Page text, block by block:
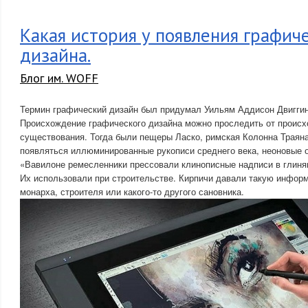
Какая история у появления
дизайна.
Блог им. WOFF
Термин графический дизайн был придумал Уильям Аддисон
Происхождение графического дизайна можно проследить от
существования. Тогда были пещеры Ласко, римская Колонна
появляться иллюминированные рукописи среднего века, неоновые
«Вавилоне ремесленники прессовали клинописные надписи в
Их использовали при строительстве. Кирпичи давали такую
монарха, строителя или какого-то другого сановника.